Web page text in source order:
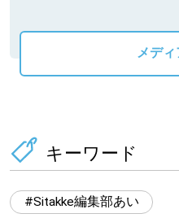
メデ
キーワード
Sitakke編集部あい